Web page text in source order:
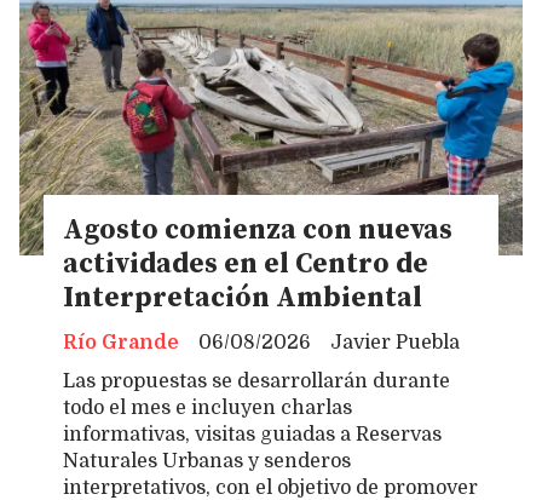
Agosto comienza con nuevas
actividades en el Centro de
Interpretación Ambiental
Javier Puebla
Río Grande
06/08/2026
Las propuestas se desarrollarán durante
todo el mes e incluyen charlas
informativas, visitas guiadas a Reservas
Naturales Urbanas y senderos
interpretativos, con el objetivo de promover